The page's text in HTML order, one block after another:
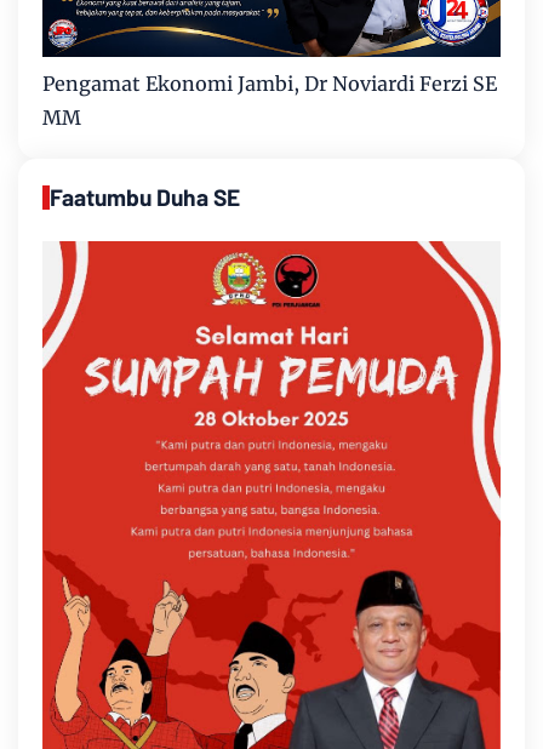
Pengamat Ekonomi Jambi, Dr Noviardi Ferzi SE
MM
Faatumbu Duha SE